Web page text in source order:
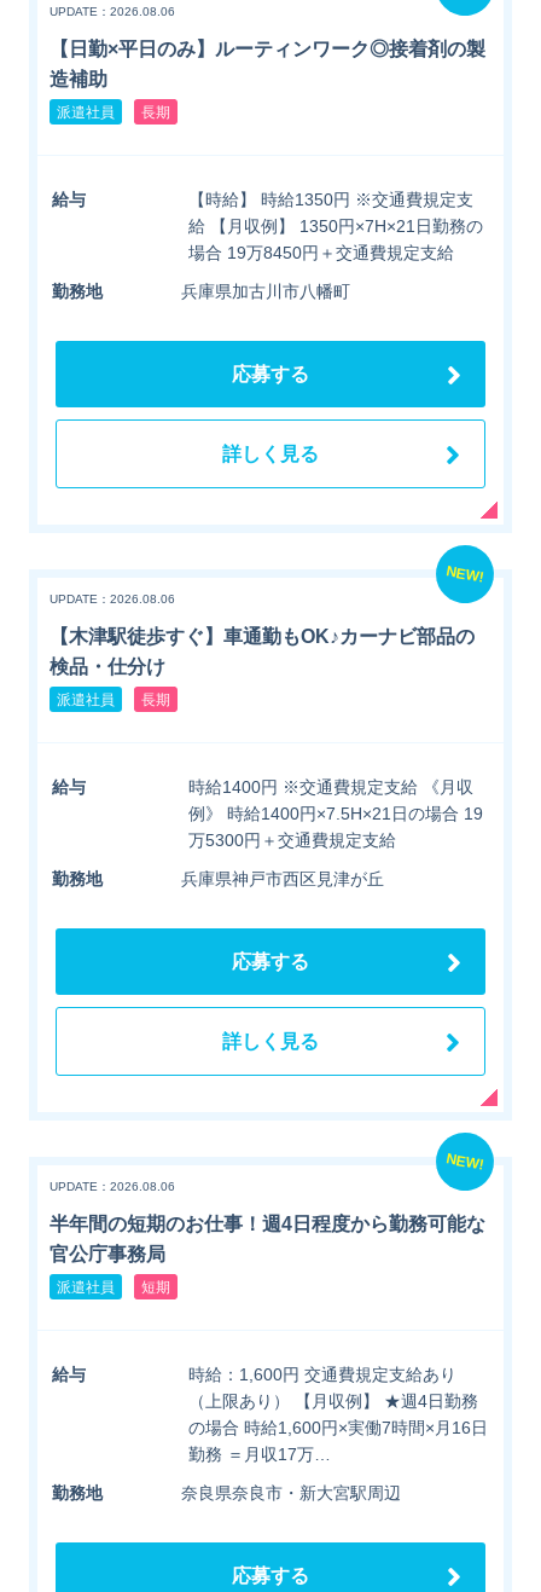
UPDATE：2026.08.06
【日勤×平日のみ】ルーティンワーク◎接着剤の製
造補助
派遣社員 長期
給与
【時給】 時給1350円 ※交通費規定支
給 【月収例】 1350円×7H×21日勤務の
場合 19万8450円＋交通費規定支給
勤務地
兵庫県加古川市八幡町
応募する
詳しく見る
NEW!
UPDATE：2026.08.06
【木津駅徒歩すぐ】車通勤もOK♪カーナビ部品の
検品・仕分け
派遣社員 長期
給与
時給1400円 ※交通費規定支給 《月収
例》 時給1400円×7.5H×21日の場合 19
万5300円＋交通費規定支給
勤務地
兵庫県神戸市西区見津が丘
応募する
詳しく見る
NEW!
UPDATE：2026.08.06
半年間の短期のお仕事！週4日程度から勤務可能な
官公庁事務局
派遣社員 短期
給与
時給：1,600円 交通費規定支給あり
（上限あり） 【月収例】 ★週4日勤務
の場合 時給1,600円×実働7時間×月16日
勤務 ＝月収17万…
勤務地
奈良県奈良市・新大宮駅周辺
応募する